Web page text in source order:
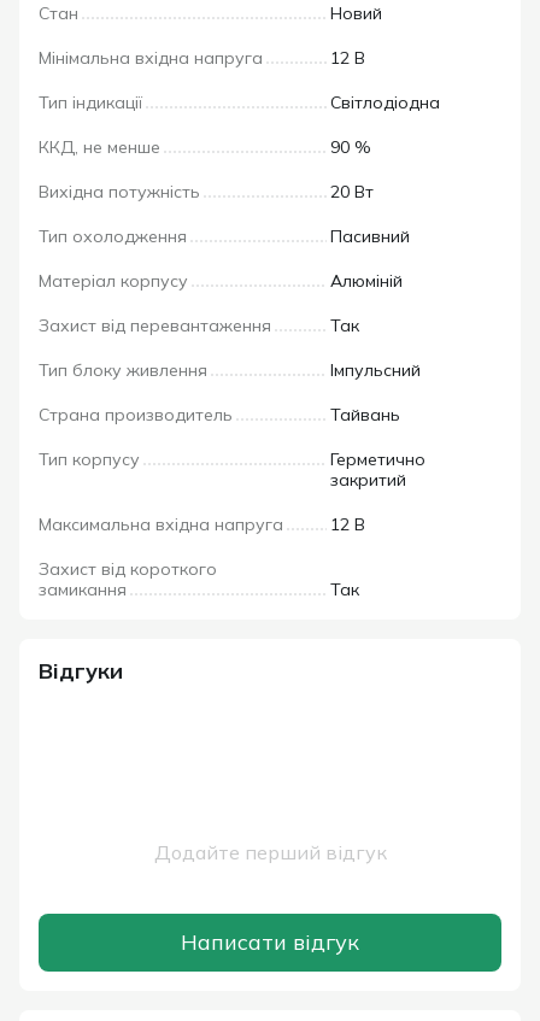
Стан Новий
Мінімальна вхідна напруга 12 В
Тип індикації Світлодіодна
ККД, не менше 90 %
Вихідна потужність 20 Вт
Тип охолодження Пасивний
Матеріал корпусу Алюміній
Захист від перевантаження Так
Тип блоку живлення Імпульсний
Страна производитель Тайвань
Тип корпусу
Герметично
закритий
Максимальна вхідна напруга 12 В
Захист від короткого
замикання
Так
Відгуки
Додайте перший відгук
Написати відгук